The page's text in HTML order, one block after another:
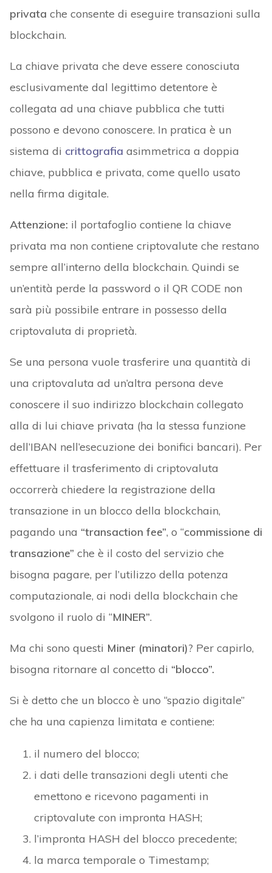
privata che consente di eseguire transazioni sulla
blockchain.
La chiave privata che deve essere conosciuta
esclusivamente dal legittimo detentore è
collegata ad una chiave pubblica che tutti
possono e devono conoscere. In pratica è un
sistema di crittografia asimmetrica a doppia
chiave, pubblica e privata, come quello usato
nella firma digitale.
Attenzione: il portafoglio contiene la chiave
privata ma non contiene criptovalute che restano
sempre all’interno della blockchain. Quindi se
un’entità perde la password o il QR CODE non
sarà più possibile entrare in possesso della
criptovaluta di proprietà.
Se una persona vuole trasferire una quantità di
una criptovaluta ad un’altra persona deve
conoscere il suo indirizzo blockchain collegato
alla di lui chiave privata (ha la stessa funzione
dell’IBAN nell’esecuzione dei bonifici bancari). Per
effettuare il trasferimento di criptovaluta
occorrerà chiedere la registrazione della
transazione in un blocco della blockchain,
pagando una “transaction fee”, o “commissione di
transazione” che è il costo del servizio che
bisogna pagare, per l’utilizzo della potenza
computazionale, ai nodi della blockchain che
svolgono il ruolo di “MINER”.
Ma chi sono questi Miner (minatori)? Per capirlo,
bisogna ritornare al concetto di “blocco”.
Si è detto che un blocco è uno “spazio digitale”
che ha una capienza limitata e contiene:
il numero del blocco;
i dati delle transazioni degli utenti che
emettono e ricevono pagamenti in
criptovalute con impronta HASH;
l’impronta HASH del blocco precedente;
la marca temporale o Timestamp;